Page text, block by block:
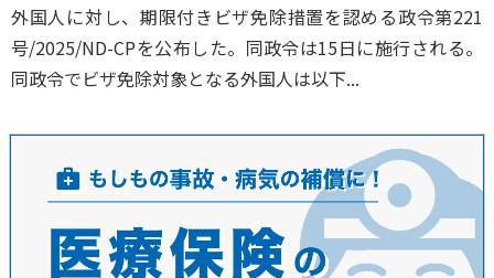
外国人に対し、期限付きビザ免除措置を認める政令第221
号/2025/ND-CPを公布した。同政令は15日に施行される。
同政令でビザ免除対象となる外国人は以下...